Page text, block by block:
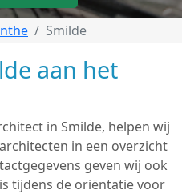
Smilde
aan het
in Smilde, helpen wij
in een overzicht
geven wij ook
tijdens de oriëntatie voor